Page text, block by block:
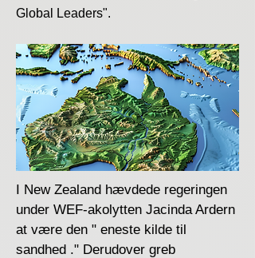
Global Leaders".
I New Zealand hævdede regeringen
under WEF-akolytten Jacinda Ardern
at være den " eneste kilde til
sandhed ." Derudover greb